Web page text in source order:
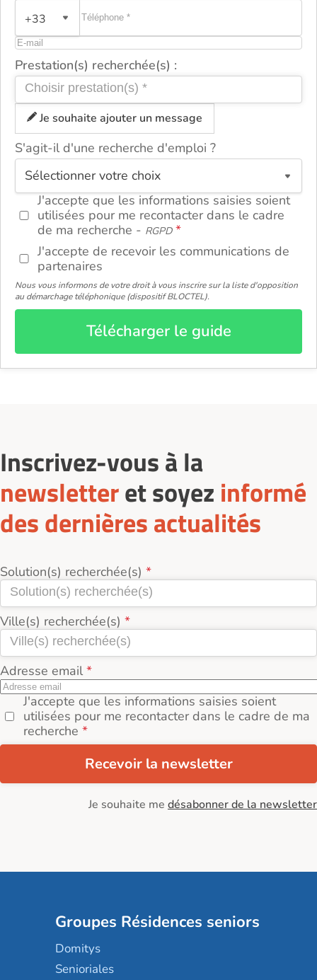
+33
Prestation(s) recherchée(s) :
Je souhaite ajouter un message
S'agit-il d'une recherche d'emploi ?
J'accepte que les informations saisies soient
utilisées pour me recontacter dans le cadre
de ma recherche - RGPD
J'accepte de recevoir les communications de
partenaires
Nous vous informons de votre droit à vous inscrire sur la liste d'opposition
au démarchage téléphonique (dispositif BLOCTEL).
Télécharger le guide
ou
Inscrivez-vous à la
newsletteret soyez informé
des dernières actualités
Solution(s) recherchée(s)
Ville(s) recherchée(s)
Adresse email
J'accepte que les informations saisies soient
utilisées pour me recontacter dans le cadre de ma
recherche
Recevoir la newsletter
Je souhaite me désabonner de la newsletter
Groupes Résidences seniors
Domitys
Senioriales